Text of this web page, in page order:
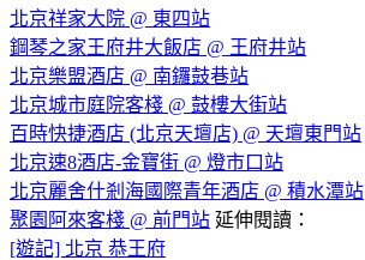
北京祥家大院 @ 東四站
鋼琴之家王府井大飯店 @ 王府井站
北京樂盟酒店 @ 南鑼鼓巷站
北京城市庭院客棧 @ 鼓樓大街站
百時快捷酒店 (北京天壇店) @ 天壇東門站
北京速8酒店-金寶街 @ 燈市口站
北京麗舍什剎海國際青年酒店 @ 積水潭站
聚園阿來客棧 @ 前門站 延伸閱讀：
[遊記] 北京 恭王府